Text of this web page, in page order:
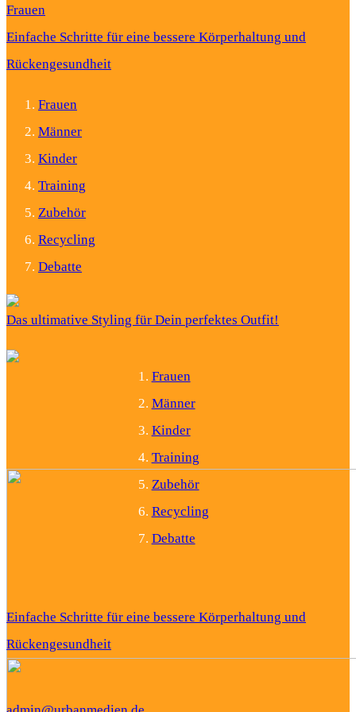
Frauen
Einfache Schritte für eine bessere Körperhaltung und
Rückengesundheit
Frauen
Männer
Kinder
Training
Zubehör
Recycling
Debatte
Das ultimative Styling für Dein perfektes Outfit!
Frauen
Männer
Kinder
Training
Zubehör
Recycling
Debatte
Einfache Schritte für eine bessere Körperhaltung und
Rückengesundheit